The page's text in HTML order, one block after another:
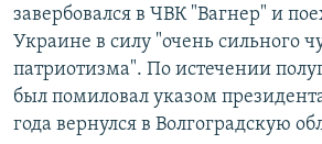
завербовался в ЧВК "Вагнер" и
Украине в силу "очень сильного
патриотизма". По истечении
был помиловал указом
года вернулся в Волгоградскую